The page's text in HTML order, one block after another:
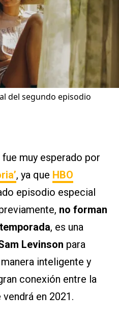
del segundo episodio
muy esperado por
, ya que HBO
episodio especial
no forman
, es una
Levinson para
inteligente y
conexión entre la
en 2021.